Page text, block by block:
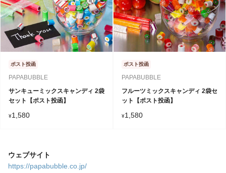
ポスト投函
PAPABUBBLE
サンキューミックスキャンディ 2袋
セット【ポスト投函】
¥1,580
ポスト投函
PAPABUBBLE
フルーツミックスキャンディ 2袋セ
ット【ポスト投函】
¥1,580
ウェブサイト
https://papabubble.co.jp/